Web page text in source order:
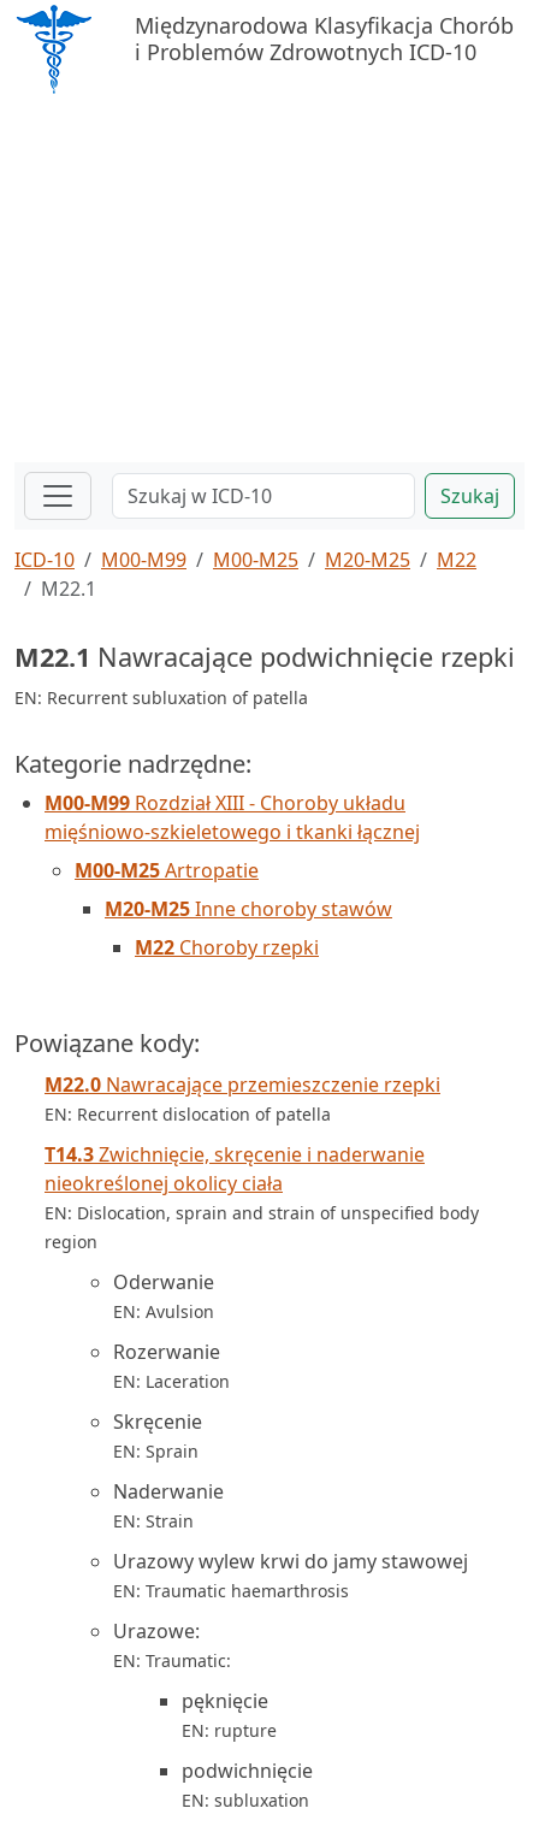
Międzynarodowa Klasyfikacja Chorób
i Problemów Zdrowotnych ICD-10
Szukaj
ICD-10 M00-M99 M00-M25 M20-M25
M22
M22.1
M22.1 Nawracające podwichnięcie rzepki
EN: Recurrent subluxation of patella
Kategorie nadrzędne:
M00-M99 Rozdział XIII - Choroby układu
mięśniowo-szkieletowego i tkanki łącznej
M00-M25Artropatie
M20-M25Inne choroby stawów
M22 Choroby rzepki
Powiązane kody:
M22.0 Nawracające przemieszczenie rzepki
EN: Recurrent dislocation of patella
T14.3Zwichnięcie, skręcenie i naderwanie
nieokreślonej okolicy ciała
EN: Dislocation, sprain and strain of unspecified body
region
Oderwanie
EN: Avulsion
Rozerwanie
EN: Laceration
Skręcenie
EN: Sprain
Naderwanie
EN: Strain
Urazowy wylew krwi do jamy stawowej
EN: Traumatic haemarthrosis
Urazowe:
EN: Traumatic:
pęknięcie
EN: rupture
podwichnięcie
EN: subluxation